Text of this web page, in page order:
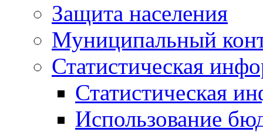
Защита населения
Муниципальный
Статистическая
Статистическая
Использование